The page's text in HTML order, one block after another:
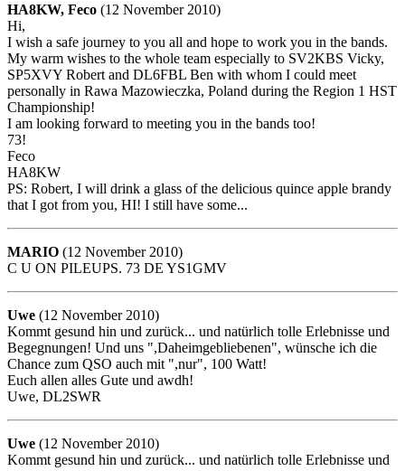
HA8KW, Feco (12 November 2010)
Hi,
I wish a safe journey to you all and hope to work you in the bands.
My warm wishes to the whole team especially to SV2KBS Vicky,
SP5XVY Robert and DL6FBL Ben with whom I could meet
personally in Rawa Mazowieczka, Poland during the Region 1 HST
Championship!
I am looking forward to meeting you in the bands too!
73!
Feco
HA8KW
PS: Robert, I will drink a glass of the delicious quince apple brandy
that I got from you, HI! I still have some...
MARIO (12 November 2010)
C U ON PILEUPS. 73 DE YS1GMV
Uwe (12 November 2010)
Kommt gesund hin und zurück... und natürlich tolle Erlebnisse und
Begegnungen! Und uns ",Daheimgebliebenen", wünsche ich die
Chance zum QSO auch mit ",nur", 100 Watt!
Euch allen alles Gute und awdh!
Uwe, DL2SWR
Uwe (12 November 2010)
Kommt gesund hin und zurück... und natürlich tolle Erlebnisse und